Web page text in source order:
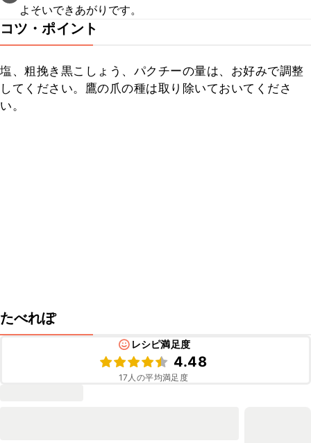
よそいできあがりです。
コツ・ポイント
塩、粗挽き黒こしょう、パクチーの量は、お好みで調整
してください。鷹の爪の種は取り除いておいてくださ
い。
たべれぽ
レシピ満足度
4.48
17 人の平均満足度